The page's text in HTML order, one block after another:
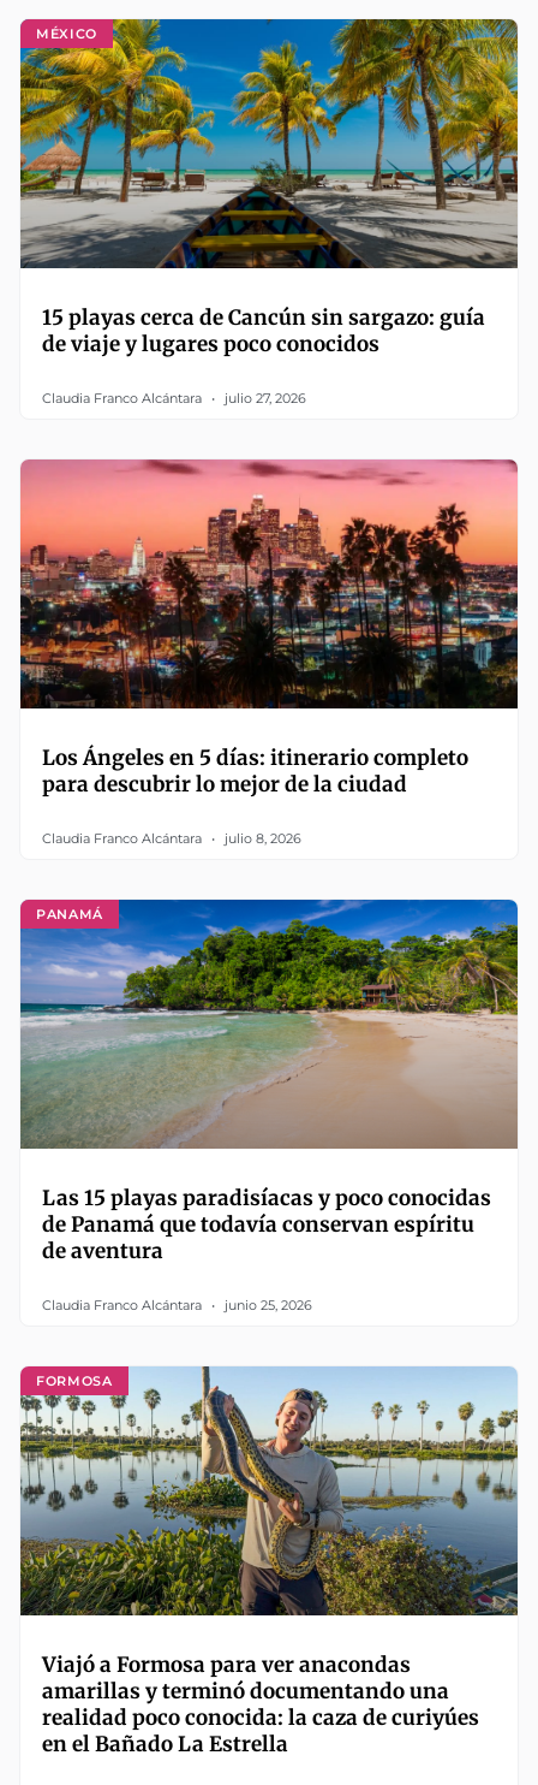
MÉXICO
15 playas cerca de Cancún sin sargazo: guía
de viaje y lugares poco conocidos
Claudia Franco Alcántara julio 27, 2026
Los Ángeles en 5 días: itinerario completo
para descubrir lo mejor de la ciudad
Claudia Franco Alcántara julio 8, 2026
PANAMÁ
Las 15 playas paradisíacas y poco conocidas
de Panamá que todavía conservan espíritu
de aventura
Claudia Franco Alcántara junio 25, 2026
FORMOSA
Viajó a Formosa para ver anacondas
amarillas y terminó documentando una
realidad poco conocida: la caza de curiyúes
en el Bañado La Estrella